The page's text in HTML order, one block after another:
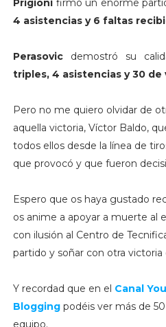
Prigioni firmó un enorme
4 asistencias y 6 faltas
Perasovic demostró su
triples, 4 asistencias y 30 de
Pero no me quiero olvidar de
aquella victoria, Víctor Baldo,
todos ellos desde la línea de
que provocó y que fueron
Espero que os haya gustado
os anime a apoyar a muerte al
con ilusión al Centro de
partido y soñar con otra
Y recordad que en el Canal
Bloggingpodéis ver más de
equipo.